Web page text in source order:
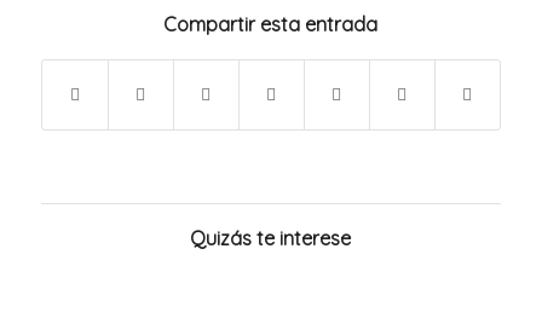
Compartir esta entrada
Quizás te interese